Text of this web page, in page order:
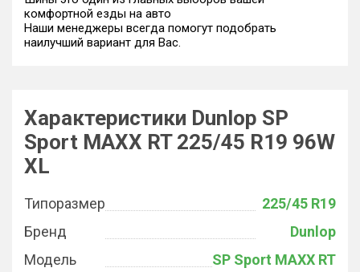
комфортной езды на авто
Наши менеджеры всегда помогут подобрать
наилучший вариант для Вас.
Характеристики Dunlop SP
Sport MAXX RT 225/45 R19 96W
XL
Типоразмер
225/45 R19
Бренд
Dunlop
Модель
SP Sport MAXX RT